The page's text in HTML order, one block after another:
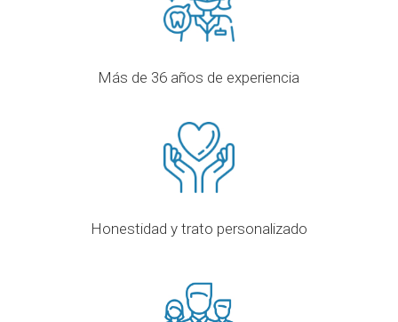
Más de 36 años de experiencia
Honestidad y trato personalizado